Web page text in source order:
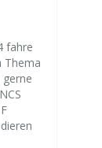
fahre
Thema
gerne